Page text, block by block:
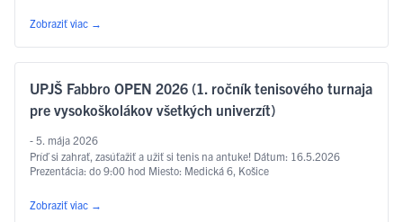
… Čítať ďalej
Zobraziť viac →
UPJŠ Fabbro OPEN 2026 (1. ročník tenisového turnaja
pre vysokoškolákov všetkých univerzít)
- 5. mája 2026
Príď si zahrať, zasúťažiť a užiť si tenis na antuke! Dátum: 16.5.2026
Prezentácia: do 9:00 hod Miesto: Medická 6, Košice
Zobraziť viac →